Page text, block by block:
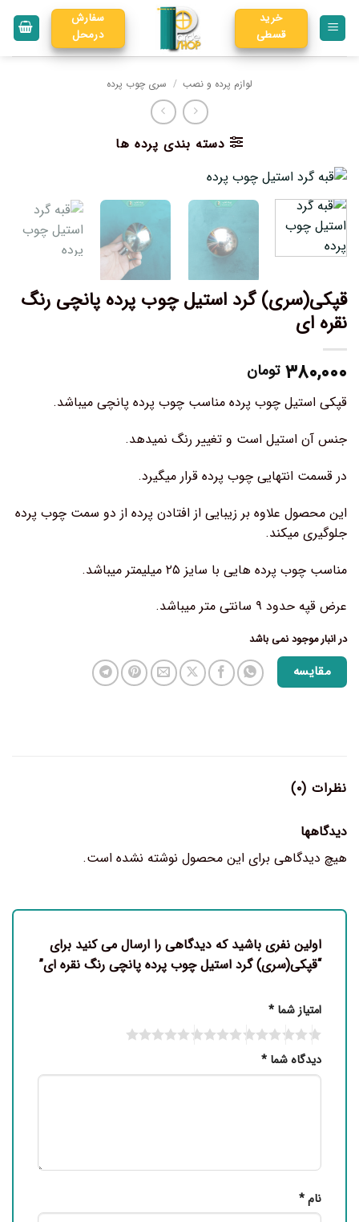
خرید
قسطی
سفارش
درمحل
لوازم پرده و نصب / سری چوب پرده
دسته بندی پرده ها
قپکی(سری) گرد استیل چوب پرده پانچی رنگ
نقره ای
۳۸۰,۰۰۰ تومان
قپکی استیل چوب پرده مناسب چوب پرده پانچی میباشد.
جنس آن استیل است و تغییر رنگ نمیدهد.
در قسمت انتهایی چوب پرده قرار میگیرد.
این محصول علاوه بر زیبایی از افتادن پرده از دو سمت چوب پرده
جلوگیری میکند.
مناسب چوب پرده هایی با سایز ۲۵ میلیمتر میباشد.
عرض قپه حدود ۹ سانتی متر میباشد.
در انبار موجود نمی باشد
مقایسه
نظرات (۰)
دیدگاهها
هیچ دیدگاهی برای این محصول نوشته نشده است.
اولین نفری باشید که دیدگاهی را ارسال می کنید برای
“قپکی(سری) گرد استیل چوب پرده پانچی رنگ نقره ای”
امتیاز شما *
دیدگاه شما *
نام*